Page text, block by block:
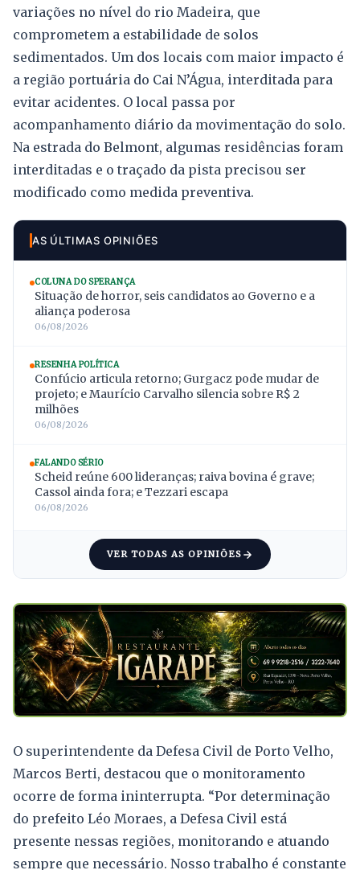
variações no nível do rio Madeira, que
comprometem a estabilidade de solos
sedimentados. Um dos locais com maior impacto é
a região portuária do Cai N’Água, interditada para
evitar acidentes. O local passa por
acompanhamento diário da movimentação do solo.
Na estrada do Belmont, algumas residências foram
interditadas e o traçado da pista precisou ser
modificado como medida preventiva.
AS ÚLTIMAS OPINIÕES
COLUNA DO SPERANÇA
Situação de horror, seis candidatos ao Governo e a
aliança poderosa
06/08/2026
RESENHA POLÍTICA
Confúcio articula retorno; Gurgacz pode mudar de
projeto; e Maurício Carvalho silencia sobre R$ 2
milhões
06/08/2026
FALANDO SÉRIO
Scheid reúne 600 lideranças; raiva bovina é grave;
Cassol ainda fora; e Tezzari escapa
06/08/2026
VER TODAS AS OPINIÕES
O superintendente da Defesa Civil de Porto Velho,
Marcos Berti, destacou que o monitoramento
ocorre de forma ininterrupta. “Por determinação
do prefeito Léo Moraes, a Defesa Civil está
presente nessas regiões, monitorando e atuando
sempre que necessário. Nosso trabalho é constante